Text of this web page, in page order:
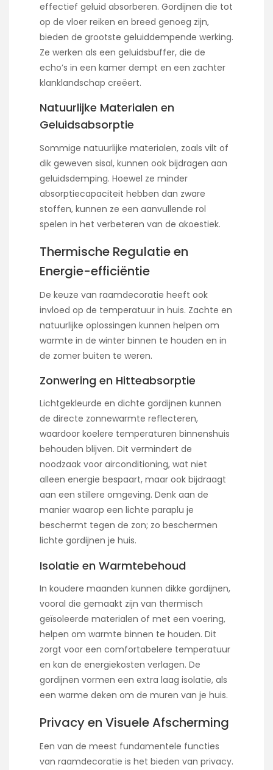
effectief geluid absorberen. Gordijnen die tot
op de vloer reiken en breed genoeg zijn,
bieden de grootste geluiddempende werking.
Ze werken als een geluidsbuffer, die de
echo’s in een kamer dempt en een zachter
klanklandschap creëert.
Natuurlijke Materialen en
Geluidsabsorptie
Sommige natuurlijke materialen, zoals vilt of
dik geweven sisal, kunnen ook bijdragen aan
geluidsdemping. Hoewel ze minder
absorptiecapaciteit hebben dan zware
stoffen, kunnen ze een aanvullende rol
spelen in het verbeteren van de akoestiek.
Thermische Regulatie en
Energie-efficiëntie
De keuze van raamdecoratie heeft ook
invloed op de temperatuur in huis. Zachte en
natuurlijke oplossingen kunnen helpen om
warmte in de winter binnen te houden en in
de zomer buiten te weren.
Zonwering en Hitteabsorptie
Lichtgekleurde en dichte gordijnen kunnen
de directe zonnewarmte reflecteren,
waardoor koelere temperaturen binnenshuis
behouden blijven. Dit vermindert de
noodzaak voor airconditioning, wat niet
alleen energie bespaart, maar ook bijdraagt
aan een stillere omgeving. Denk aan de
manier waarop een lichte paraplu je
beschermt tegen de zon; zo beschermen
lichte gordijnen je huis.
Isolatie en Warmtebehoud
In koudere maanden kunnen dikke gordijnen,
vooral die gemaakt zijn van thermisch
geïsoleerde materialen of met een voering,
helpen om warmte binnen te houden. Dit
zorgt voor een comfortabelere temperatuur
en kan de energiekosten verlagen. De
gordijnen vormen een extra laag isolatie, als
een warme deken om de muren van je huis.
Privacy en Visuele Afscherming
Een van de meest fundamentele functies
van raamdecoratie is het bieden van privacy.